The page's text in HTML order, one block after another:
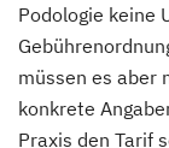
Podologie keine
müssen es aber
konkrete
Praxis den Tarif